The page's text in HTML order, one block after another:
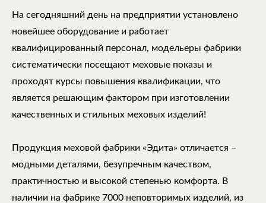
На сегодняшний день на предприятии установлено
новейшее оборудование и работает
квалифицированный персонал, модельеры фабрики
систематически посещают меховые показы и
проходят курсы повышения квалификации, что
является решающим фактором при изготовлении
качественных и стильных меховых изделий!
Продукция меховой фабрики «Эдита» отличается –
модными деталями, безупречным качеством,
практичностью и высокой степенью комфорта. В
наличии на фабрике 7000 неповторимых изделий, из